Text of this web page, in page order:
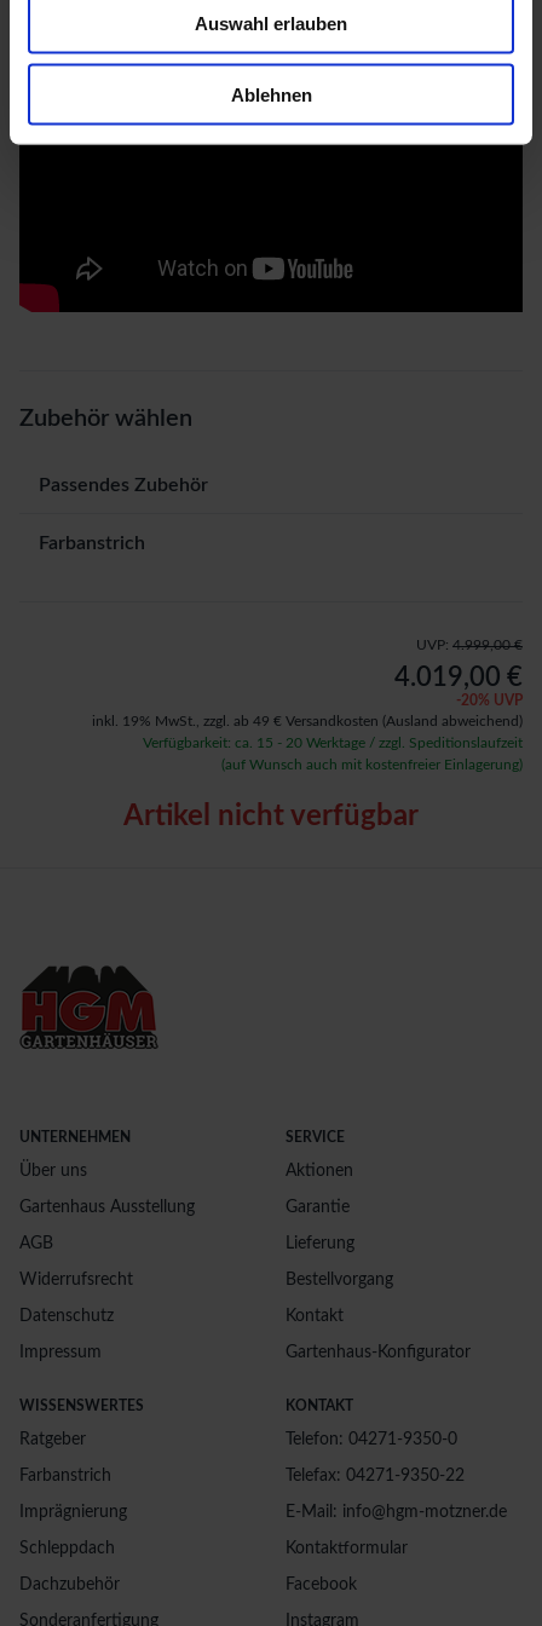
Auswahl erlauben
Ablehnen
Zubehör wählen
Passendes Zubehör
Farbanstrich
UVP: 4.999,00 €
4.019,00 €
-20% UVP
inkl. 19% MwSt., zzgl. ab 49 € Versandkosten (Ausland abweichend)
Verfügbarkeit: ca. 15 - 20 Werktage / zzgl. Speditionslaufzeit
(auf Wunsch auch mit kostenfreier Einlagerung)
Artikel nicht verfügbar
UNTERNEHMEN
Über uns
Gartenhaus Ausstellung
AGB
Widerrufsrecht
Datenschutz
Impressum
SERVICE
Aktionen
Garantie
Lieferung
Bestellvorgang
Kontakt
Gartenhaus-Konfigurator
WISSENSWERTES
Ratgeber
Farbanstrich
Imprägnierung
Schleppdach
Dachzubehör
Sonderanfertigung
KONTAKT
Telefon: 04271-9350-0
Telefax: 04271-9350-22
E-Mail: info@hgm-motzner.de
Kontaktformular
Facebook
Instagram